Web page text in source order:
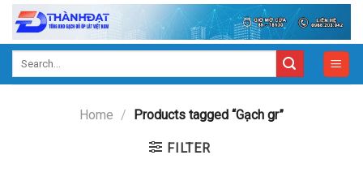
Skip
content
Home / Products tagged “Gạch gr”
FILTER